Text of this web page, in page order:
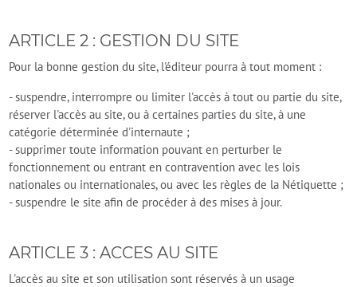
ARTICLE 2 : GESTION DU SITE
Pour la bonne gestion du site, l'éditeur pourra à tout moment :
- suspendre, interrompre ou limiter l'accès à tout ou partie du site,
réserver l'accès au site, ou à certaines parties du site, à une
catégorie déterminée d'internaute ;
- supprimer toute information pouvant en perturber le
fonctionnement ou entrant en contravention avec les lois
nationales ou internationales, ou avec les règles de la Nétiquette ;
- suspendre le site afin de procéder à des mises à jour.
ARTICLE 3 : ACCES AU SITE
L'accès au site et son utilisation sont réservés à un usage